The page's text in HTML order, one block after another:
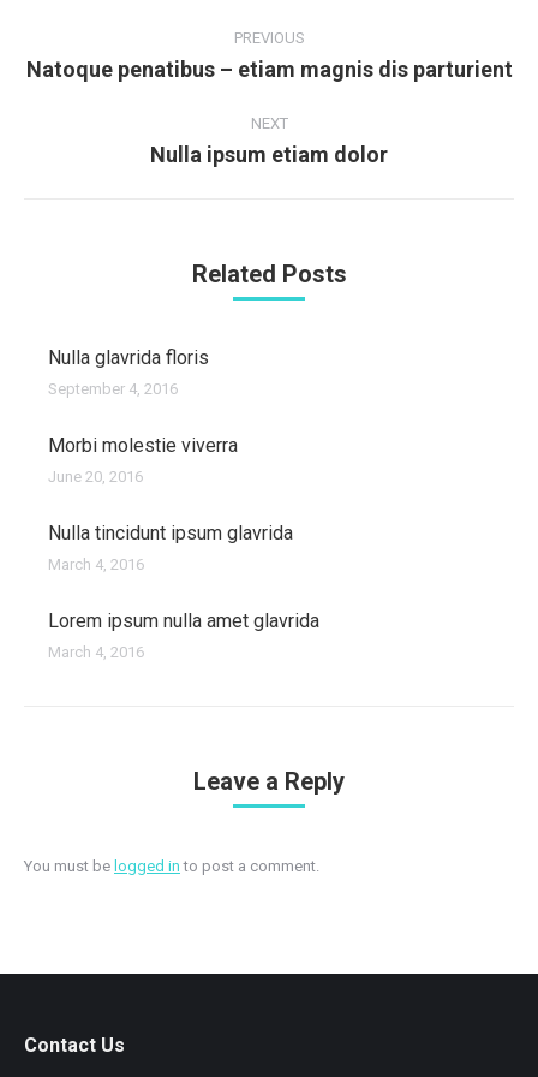
PREVIOUS
Previous
Natoque penatibus – etiam magnis dis parturient
NEXT
Next
Nulla ipsum etiam dolor
Related Posts
Nulla glavrida floris
September 4, 2016
Morbi molestie viverra
June 20, 2016
Nulla tincidunt ipsum glavrida
March 4, 2016
Lorem ipsum nulla amet glavrida
March 4, 2016
Leave a Reply
You must be logged in to post a comment.
Contact Us